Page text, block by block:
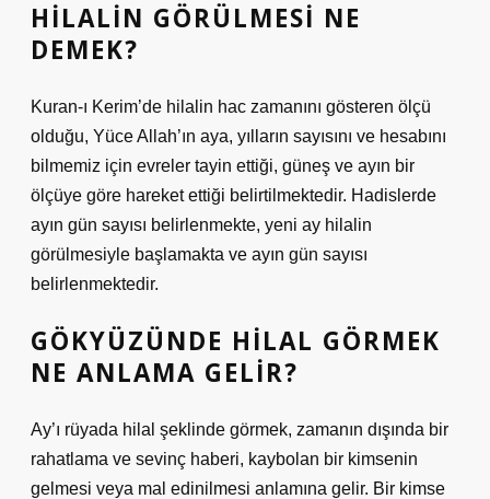
HILALIN GÖRÜLMESI NE
DEMEK?
Kuran-ı Kerim’de hilalin hac zamanını gösteren ölçü
olduğu, Yüce Allah’ın aya, yılların sayısını ve hesabını
bilmemiz için evreler tayin ettiği, güneş ve ayın bir
ölçüye göre hareket ettiği belirtilmektedir. Hadislerde
ayın gün sayısı belirlenmekte, yeni ay hilalin
görülmesiyle başlamakta ve ayın gün sayısı
belirlenmektedir.
GÖKYÜZÜNDE HILAL GÖRMEK
NE ANLAMA GELIR?
Ay’ı rüyada hilal şeklinde görmek, zamanın dışında bir
rahatlama ve sevinç haberi, kaybolan bir kimsenin
gelmesi veya mal edinilmesi anlamına gelir. Bir kimse